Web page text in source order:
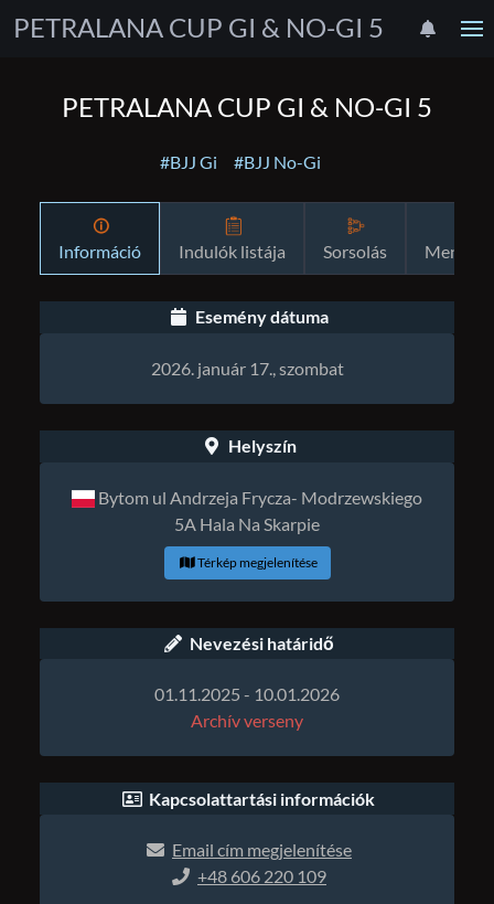
PETRALANA CUP GI & NO-GI 5
PETRALANA CUP GI & NO-GI 5
#BJJ Gi #BJJ No-Gi
Információ Indulók listája Sorsolás
Esemény dátuma
2026. január 17., szombat
Helyszín
Bytom ul Andrzeja Frycza- Modrzewskiego
5A Hala Na Skarpie
Térkép megjelenítése
Nevezési határidő
01.11.2025 - 10.01.2026
Archív verseny
Kapcsolattartási információk
Email cím megjelenítése
+48 606 220 109